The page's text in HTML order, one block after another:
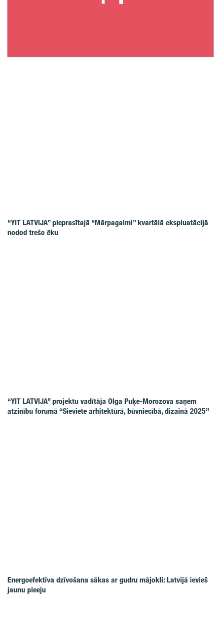
“YIT LATVIJA” pieprasītajā “Mārpagalmi” kvartālā ekspluatācijā
nodod trešo ēku
“YIT LATVIJA” projektu vadītāja Olga Puķe-Morozova saņem
atzinību forumā “Sieviete arhitektūrā, būvniecībā, dizainā 2025”
Energoefektīva dzīvošana sākas ar gudru mājokli: Latvijā ievieš
jaunu pieeju